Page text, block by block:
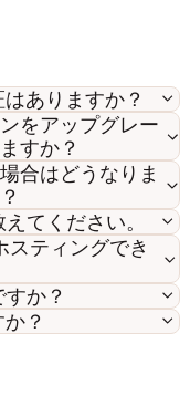
ありますか？
をアップグレー
すか？
合はどうなりま
てください。
スティングでき
か？
？